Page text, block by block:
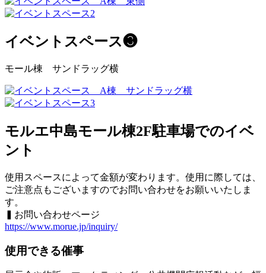
イベントスペース❸
モール棟 サンドラッグ横
モルエ中島モール棟2F駐車場でのイベ
ント
使用スペースによって金額が変わります。使用に際しては、
ご注意点もございますのでお問い合わせをお願いいたしま
す。
▍お問い合わせページ
https://www.morue.jp/inquiry/
使用できる催事